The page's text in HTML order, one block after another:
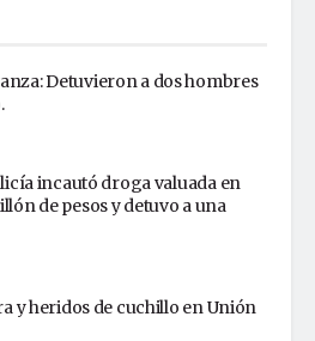
Detuvieron a dos hombres
incautó droga valuada en
de pesos y detuvo a una
y heridos de cuchillo en Unión